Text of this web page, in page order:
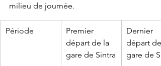
milieu de journée.
Période
Premier
départ de la
gare de Sintra
Dernier
départ de
gare de